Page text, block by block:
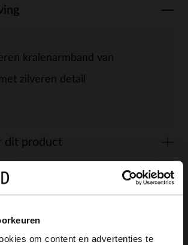
om content en advertenties te
kralenarmband van
zilveren detail
dit product
retour